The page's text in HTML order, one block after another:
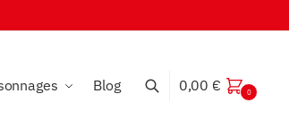
Blog 0,00 € 0